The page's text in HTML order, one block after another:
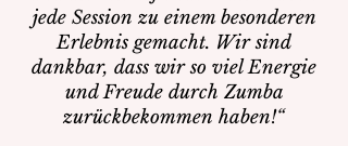
jede Session zu einem besonderen
Erlebnis gemacht. Wir sind
dankbar, dass wir so viel Energie
und Freude durch Zumba
zurückbekommen haben!“